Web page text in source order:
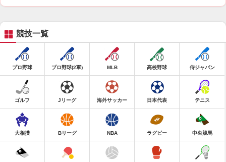
競技一覧
プロ野球 プロ野球(2軍) MLB 高校野球 侍ジャパン
ゴルフ Jリーグ 海外サッカー 日本代表 テニス
大相撲 Bリーグ NBA ラグビー 中央競馬